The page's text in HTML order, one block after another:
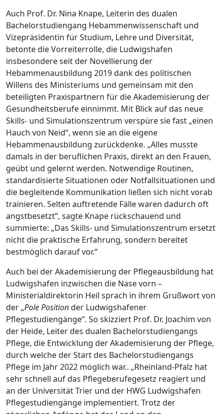
Auch Prof. Dr. Nina Knape, Leiterin des dualen
Bachelorstudiengang Hebammenwissenschaft und
Vizepräsidentin für Studium, Lehre und Diversität,
betonte die Vorreiterrolle, die Ludwigshafen
insbesondere seit der Novellierung der
Hebammenausbildung 2019 dank des politischen
Willens des Ministeriums und gemeinsam mit den
beteiligten Praxispartnern für die Akademisierung der
Gesundheitsberufe einnimmt. Mit Blick auf das neue
Skills- und Simulationszentrum verspüre sie fast „einen
Hauch von Neid“, wenn sie an die eigene
Hebammenausbildung zurückdenke. „Alles musste
damals in der beruflichen Praxis, direkt an den Frauen,
geübt und gelernt werden. Notwendige Routinen,
standardisierte Situationen oder Notfallsituationen und
die begleitende Kommunikation ließen sich nicht vorab
trainieren. Selten auftretende Fälle waren dadurch oft
angstbesetzt“, sagte Knape rückschauend und
summierte: „Das Skills- und Simulationszentrum ersetzt
nicht die praktische Erfahrung, sondern bereitet
bestmöglich darauf vor.“
Auch bei der Akademisierung der Pflegeausbildung hat
Ludwigshafen inzwischen die Nase vorn –
Ministerialdirektorin Heil sprach in ihrem Grußwort von
der „Pole Positionder Ludwigshafener
Pflegestudiengänge“. So skizziert Prof. Dr. Joachim von
der Heide, Leiter des dualen Bachelorstudiengangs
Pflege, die Entwicklung der Akademisierung der Pflege,
durch welche der Start des Bachelorstudiengangs
Pflege im Jahr 2022 möglich war.. „Rheinland-Pfalz hat
sehr schnell auf das Pflegeberufegesetz reagiert und
an der Universität Trier und der HWG Ludwigshafen
Pflegestudiengänge implementiert. Trotz der